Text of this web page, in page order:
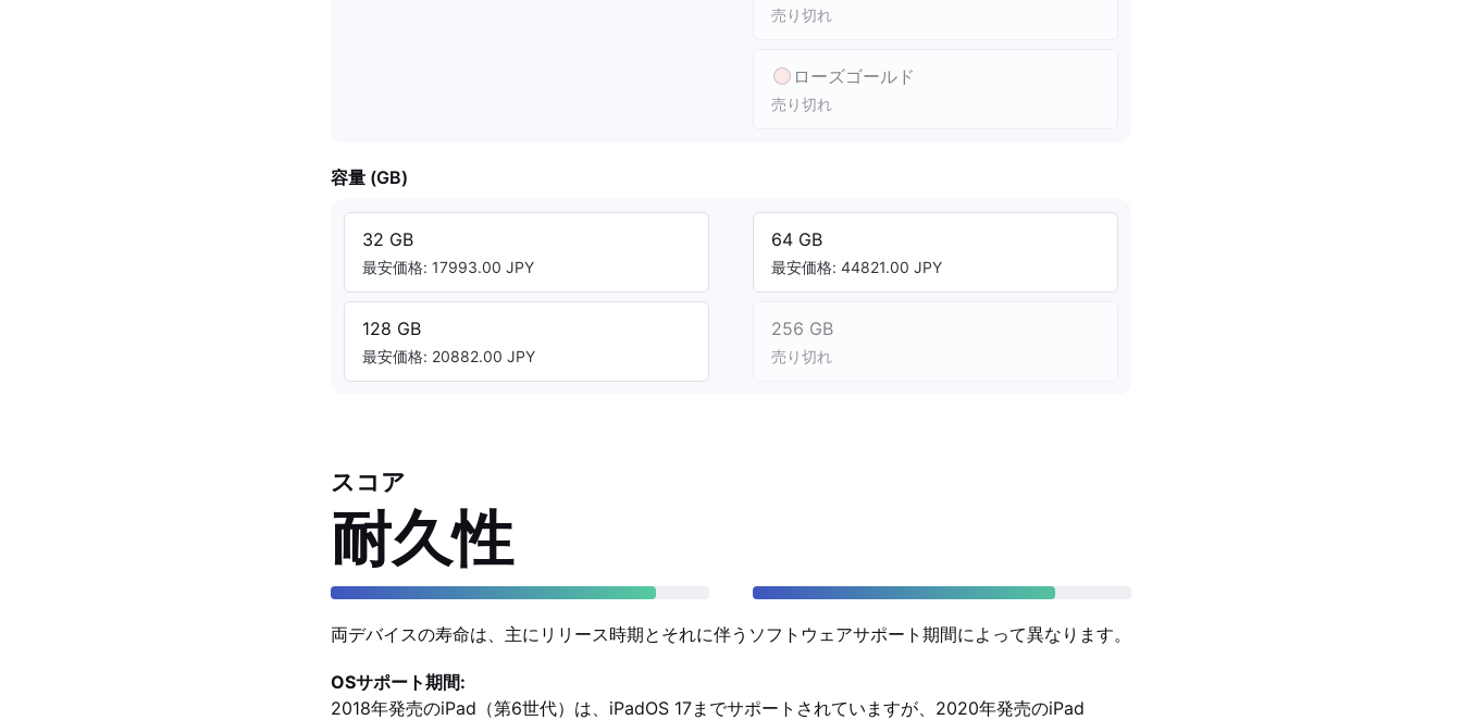
売り切れ
ローズゴールド
売り切れ
容量 (GB)
32 GB
最安価格: 17993.00 JPY
128 GB
最安価格: 20882.00 JPY
64 GB
最安価格: 44821.00 JPY
256 GB
売り切れ
スコア
耐久性
両デバイスの寿命は、主にリリース時期とそれに伴うソフトウェアサポート期間によって異なります。
OSサポート期間:
2018年発売のiPad（第6世代）は、iPadOS 17までサポートされていますが、2020年発売のiPad